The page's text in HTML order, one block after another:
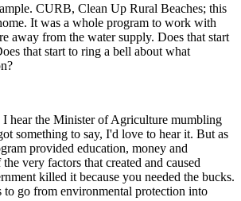
CURB, Clean Up Rural Beaches; this
It was a whole program to work with
away from the water supply. Does that start
that start to ring a bell about what
I hear the Minister of Agriculture mumbling
something to say, I'd love to hear it. But as
provided education, money and
very factors that created and caused
killed it because you needed the bucks.
to go from environmental protection into